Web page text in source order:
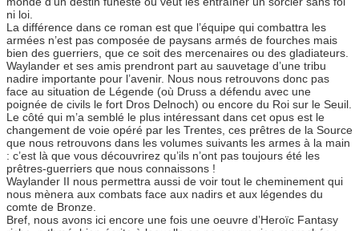
ni loi.
La différence dans ce roman est que l’équipe qui combattra les
armées n’est pas composée de paysans armés de fourches mais
bien des guerriers, que ce soit des mercenaires ou des gladiateurs.
Waylander et ses amis prendront part au sauvetage d’une tribu
nadire importante pour l’avenir. Nous nous retrouvons donc pas
face au situation de Légende (où Druss a défendu avec une
poignée de civils le fort Dros Delnoch) ou encore du Roi sur le Seuil.
Le côté qui m’a semblé le plus intéressant dans cet opus est le
changement de voie opéré par les Trentes, ces prêtres de la Source
que nous retrouvons dans les volumes suivants les armes à la main
: c’est là que vous découvrirez qu’ils n’ont pas toujours été les
prêtres-guerriers que nous connaissons !
Waylander II nous permettra aussi de voir tout le cheminement qui
nous mènera aux combats face aux nadirs et aux légendes du
comte de Bronze.
Bref, nous avons ici encore une fois une oeuvre d’Heroïc Fantasy